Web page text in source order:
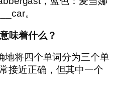
。
味着什么？
地将四个单词分为三个单
接近正确，但其中一个